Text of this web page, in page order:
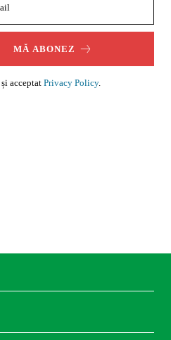
MĂ ABONEZ
acceptat Privacy Policy.